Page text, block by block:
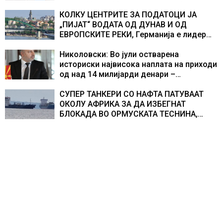
КОЛКУ ЦЕНТРИТЕ ЗА ПОДАТОЦИ ЈА
„ПИЈАТ“ ВОДАТА ОД ДУНАВ И ОД
ЕВРОПСКИТЕ РЕКИ, Германија е лидер
центри за податоци
Николовски: Во јули остварена
историски највисока наплата на приходи
од над 14 милијарди денари –
резултати
СУПЕР ТАНКЕРИ СО НАФТА ПАТУВААТ
ОКОЛУ АФРИКА ЗА ДА ИЗБЕГНАТ
БЛОКАДА ВО ОРМУСКАТА ТЕСНИНА,